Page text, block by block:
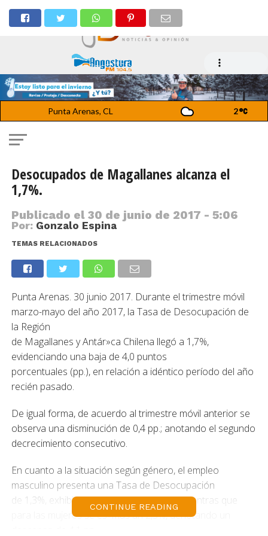
Punta Arenas, CL 2
Desocupados de Magallanes alcanza el
1,7%.
Publicado el 30 de junio de 2017 - 5:06
Por: Gonzalo Espina
TEMAS RELACIONADOS
Punta Arenas. 30 junio 2017. Durante el trimestre móvil
marzo-mayo del año 2017, la Tasa de Desocupación de
la Región
de Magallanes y Antár»ca Chilena llegó a 1,7%,
evidenciando una baja de 4,0 puntos
porcentuales (pp.), en relación a idéntico período del año
recién pasado.
De igual forma, de acuerdo al trimestre móvil anterior se
observa una disminución de 0,4 pp.; anotando el segundo
decrecimiento consecutivo.
En cuanto a la situación según género, el empleo
masculino presenta una Tasa de Desocupación
de 1,3%, exhibiendo una baja de 4,0 pp.; mientras que
para las mujeres se es»mas un 2,3%, denotando un
CONTINUE READING